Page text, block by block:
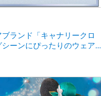
ランド「キャナリークロ
ーンにぴったりのウェア...